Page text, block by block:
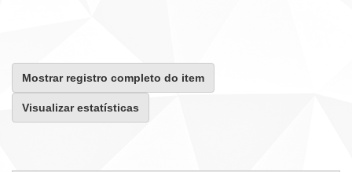
Mostrar registro completo do item
Visualizar estatísticas